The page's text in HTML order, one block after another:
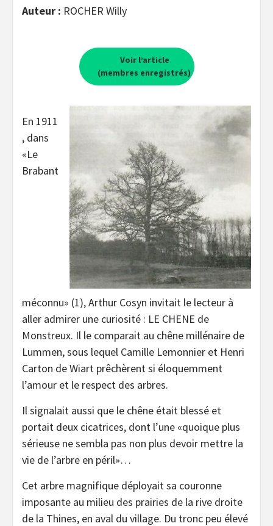
Auteur : ROCHER Willy
Voir l’article
(membres enregistrés)
En 1911
, dans
«Le
Brabant
méconnu» (1), Arthur Cosyn invitait le lecteur à
aller admirer une curiosité : LE CHENE de
Monstreux. Il le comparait au chêne millénaire de
Lummen, sous lequel Camille Lemonnier et Henri
Carton de Wiart prêchèrent si éloquemment
l’amour et le respect des arbres.
Il signalait aussi que le chêne était blessé et
portait deux cicatrices, dont l’une «quoique plus
sérieuse ne sembla pas non plus devoir mettre la
vie de l’arbre en péril»…
Cet arbre magnifique déployait sa couronne
imposante au milieu des prairies de la rive droite
de la Thines, en aval du village. Du tronc peu élevé